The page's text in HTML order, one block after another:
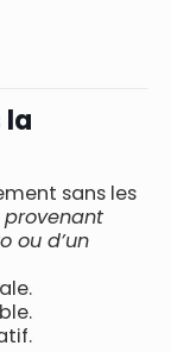
la
sans les
ou d’un